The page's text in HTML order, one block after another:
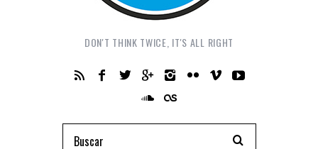
DON'T THINK TWICE, IT'S ALL RIGHT